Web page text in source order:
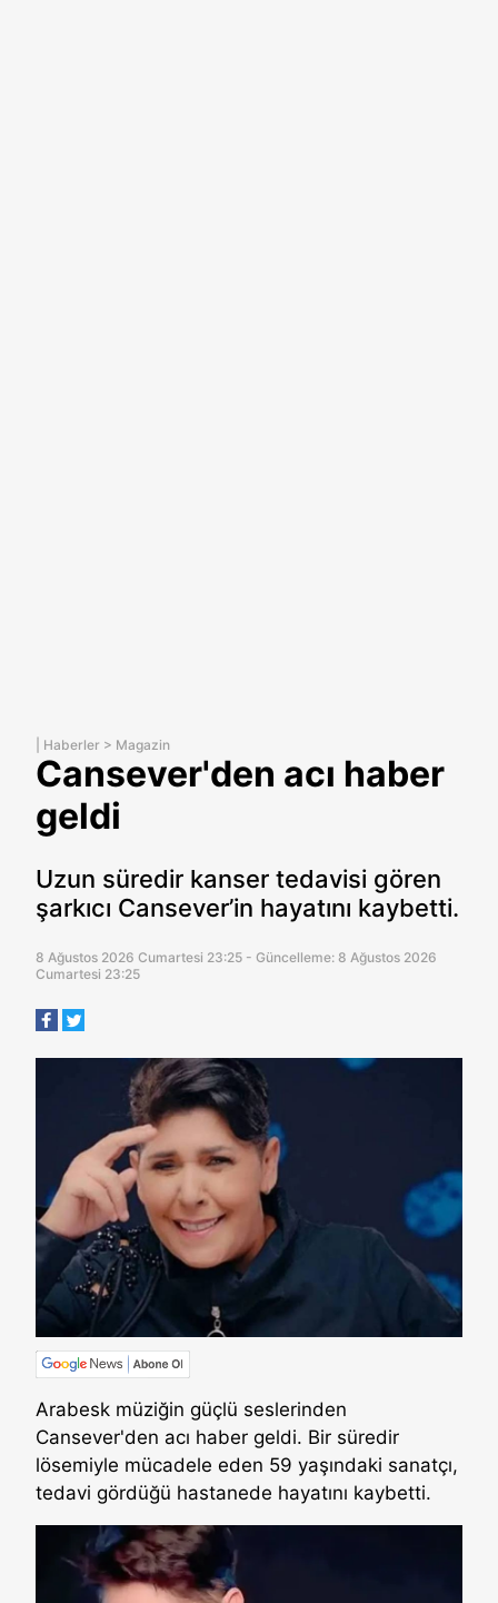
Haberler > Magazin
Cansever'den acı haber
geldi
Uzun süredir kanser tedavisi gören
şarkıcı Cansever’in hayatını kaybetti.
8 Ağustos 2026 Cumartesi 23:25 - Güncelleme: 8 Ağustos 2026
Cumartesi 23:25
Arabesk müziğin güçlü seslerinden
Cansever'den acı haber geldi. Bir süredir
lösemiyle mücadele eden 59 yaşındaki sanatçı,
tedavi gördüğü hastanede hayatını kaybetti.